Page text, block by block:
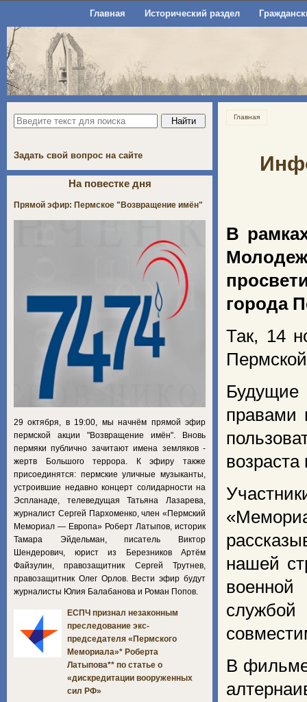
Главная Исторический раздел
Главная
В
города
Так, 14
Будущие
правами
нашей
В
Задать свой вопрос на сайте
На повестке дня
Прямой эфир: Пермское "Возвращение имён"
29 октября, в 19:00, мы начнём прямой эфир
пермской акции "Возвращение имён". Вновь
пермяки публично зачитают имена земляков -
жертв Большого террора. К эфиру также
присоединятся: пермские уличные музыканты,
устроившие недавно концерт солидарности на
Эспланаде, телеведущая Татьяна Лазарева,
журналист Сергей Пархоменко, член «Пермский
Мемориал — Европа» Роберт Латыпов, историк
Тамара Эйдельман, писатель Виктор
Шендерович, юрист из Березников Артём
Файзулин, правозащитник Сергей Трутнев,
правозащитник Олег Орлов. Вести эфир будут
журналисты Юлия Балабанова и Роман Попов.
ЕСПЧ признал незаконным
преследование экс-
председателя «Пермского
Мемориала»* Роберта
Латыпова** по статье о
«дискредитации вооруженных
сил РФ»